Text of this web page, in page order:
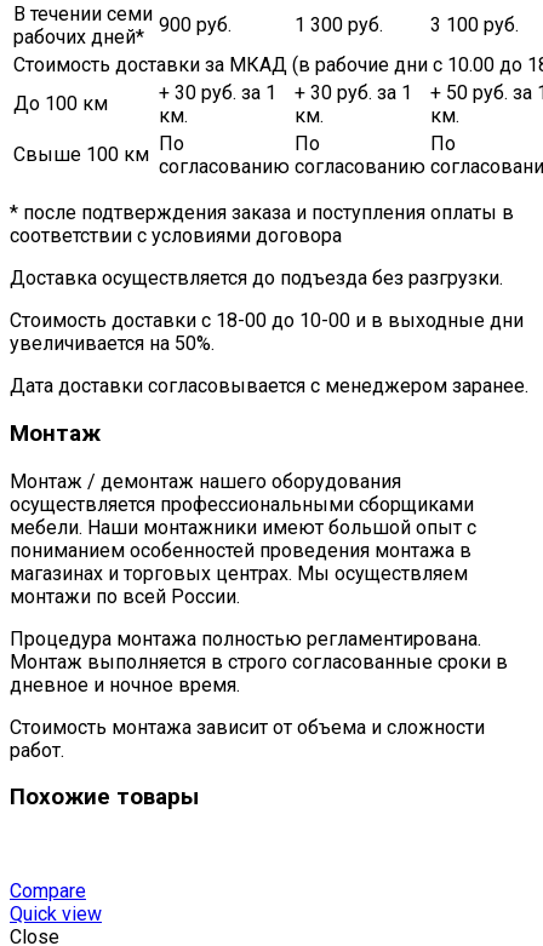
В течении семи
рабочих дней*
900 руб. 1 300 руб.
3 100 руб.
Стоимость доставки за МКАД (в рабочие дни с 10.00 до
До 100 км
+ 30 руб. за 1
км.
+ 30 руб. за 1
км.
+ 50 руб. за
км.
Свыше 100 км По
согласованию
По
согласованию
По
* после подтверждения заказа и поступления оплаты в
соответствии с условиями договора
Доставка осуществляется до подъезда без разгрузки.
Стоимость доставки с 18-00 до 10-00 и в выходные дни
увеличивается на 50%.
Дата доставки согласовывается с менеджером заранее.
Монтаж
Монтаж / демонтаж нашего оборудования
осуществляется профессиональными сборщиками
мебели. Наши монтажники имеют большой опыт с
пониманием особенностей проведения монтажа в
магазинах и торговых центрах. Мы осуществляем
монтажи по всей России.
Процедура монтажа полностью регламентирована.
Монтаж выполняется в строго согласованные сроки в
дневное и ночное время.
Стоимость монтажа зависит от объема и сложности
работ.
Похожие товары
Compare
Quick view
Close